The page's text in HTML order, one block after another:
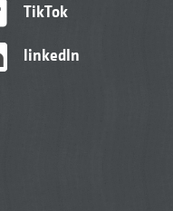
TikTok
linkedIn